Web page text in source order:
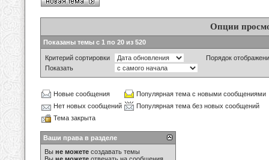
Опции
Показаны темы с 1 по 20 из 520
Критерий сортировки
Порядок
Показать
Новые сообщения
Популярная тема с новыми сообщениями
Нет новых сообщений
Популярная тема без новых сообщений
Тема закрыта
Ваши права в разделе
Вы не можете создавать темы